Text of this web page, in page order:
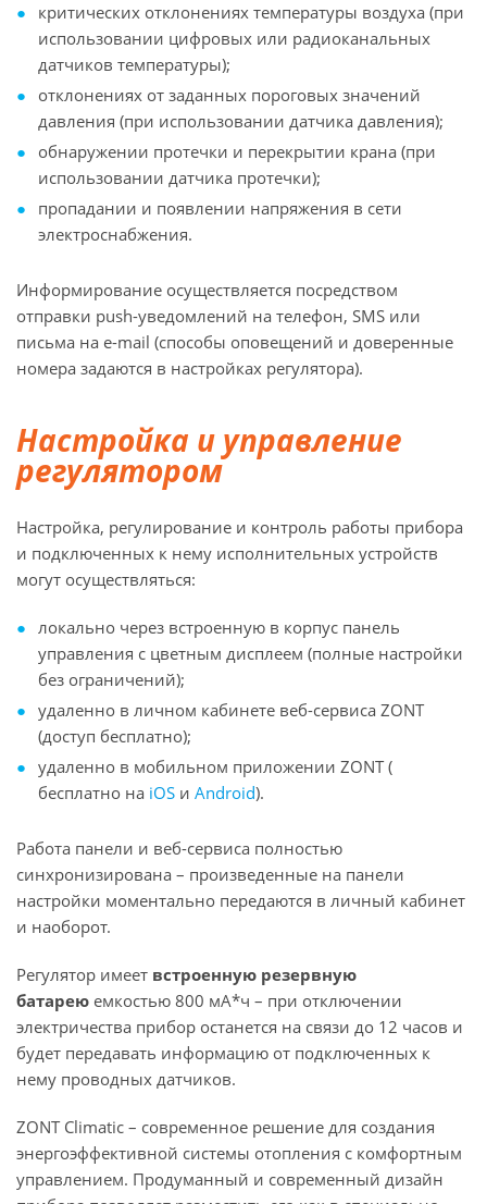
критических отклонениях температуры воздуха (при
использовании цифровых или радиоканальных
датчиков температуры);
отклонениях от заданных пороговых значений
давления (при использовании датчика давления);
обнаружении протечки и перекрытии крана (при
использовании датчика протечки);
пропадании и появлении напряжения в сети
электроснабжения.
Информирование осуществляется посредством
отправки push-уведомлений на телефон, SMS или
письма на e-mail (способы оповещений и доверенные
номера задаются в настройках регулятора).
Настройка и управление
регулятором
Настройка, регулирование и контроль работы прибора
и подключенных к нему исполнительных устройств
могут осуществляться:
локально через встроенную в корпус панель
управления с цветным дисплеем (полные настройки
без ограничений);
удаленно в личном кабинете веб-сервиса ZONT
(доступ бесплатно);
удаленно в мобильном приложении ZONT (​​
бесплатно на iOS и Android).
Работа панели и веб-сервиса полностью
синхронизирована – произведенные на панели
настройки моментально передаются в личный кабинет
и наоборот.
Регулятор имеет встроенную резервную
батарею емкостью 800 мА*ч – при отключении
электричества прибор останется на связи до 12 часов и
будет передавать информацию от подключенных к
нему проводных датчиков.
ZONT Climatic – современное решение для создания
энергоэффективной системы отопления с комфортным
управлением. Продуманный и современный дизайн